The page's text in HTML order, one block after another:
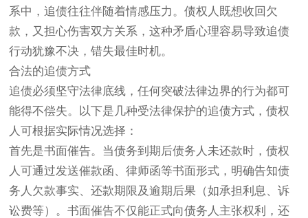
系中，追债往往伴随着情感压力。债权人既想收回欠
款，又担心伤害双方关系，这种矛盾心理容易导致追债
行动犹豫不决，错失最佳时机。
合法的追债方式
追债必须坚守法律底线，任何突破法律边界的行为都可
能得不偿失。以下是几种受法律保护的追债方式，债权
人可根据实际情况选择：
首先是书面催告。当债务到期后债务人未还款时，债权
人可通过发送催款函、律师函等书面形式，明确告知债
务人欠款事实、还款期限及逾期后果（如承担利息、诉
讼费等）。书面催告不仅能正式向债务人主张权利，还